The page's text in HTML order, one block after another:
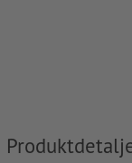
kommentarer